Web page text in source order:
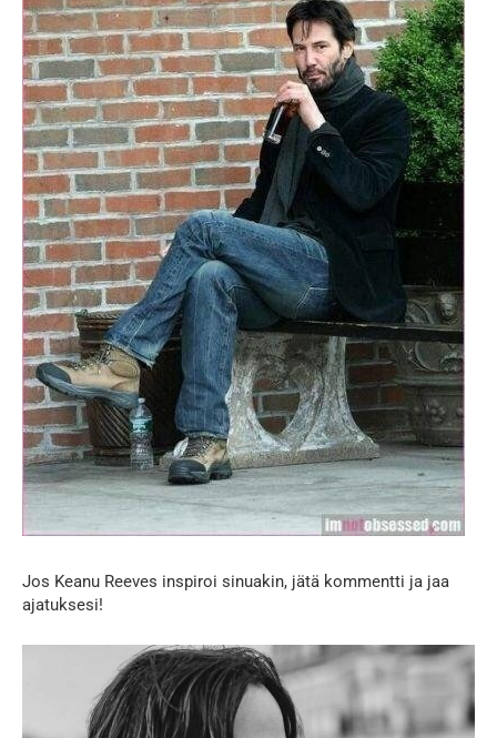
Jos Keanu Reeves inspiroi sinuakin, jätä kommentti ja jaa
ajatuksesi!